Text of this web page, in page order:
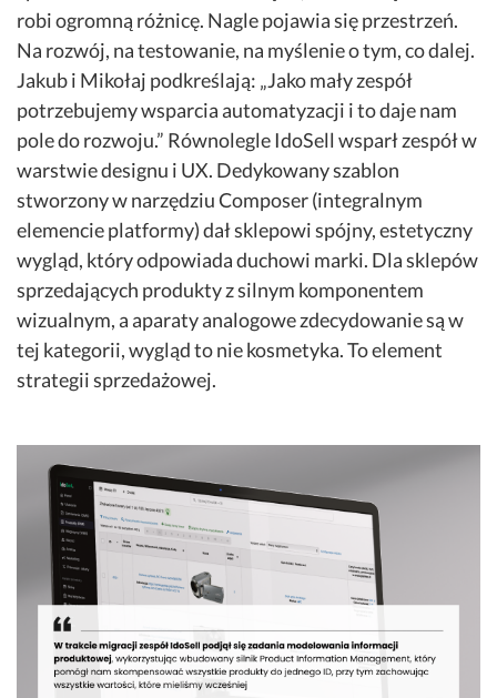
robi ogromną różnicę. Nagle pojawia się przestrzeń.
Na rozwój, na testowanie, na myślenie o tym, co dalej.
Jakub i Mikołaj podkreślają: „Jako mały zespół
potrzebujemy wsparcia automatyzacji i to daje nam
pole do rozwoju.” Równolegle IdoSell wsparł zespół w
warstwie designu i UX. Dedykowany szablon
stworzony w narzędziu Composer (integralnym
elemencie platformy) dał sklepowi spójny, estetyczny
wygląd, który odpowiada duchowi marki. Dla sklepów
sprzedających produkty z silnym komponentem
wizualnym, a aparaty analogowe zdecydowanie są w
tej kategorii, wygląd to nie kosmetyka. To element
strategii sprzedażowej.